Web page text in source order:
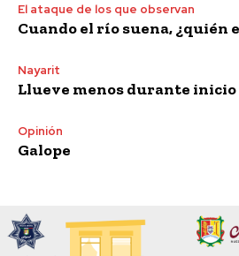
El ataque de los que observan
Cuando el río suena, ¿quién
Nayarit
Llueve menos durante
Opinión
Galope